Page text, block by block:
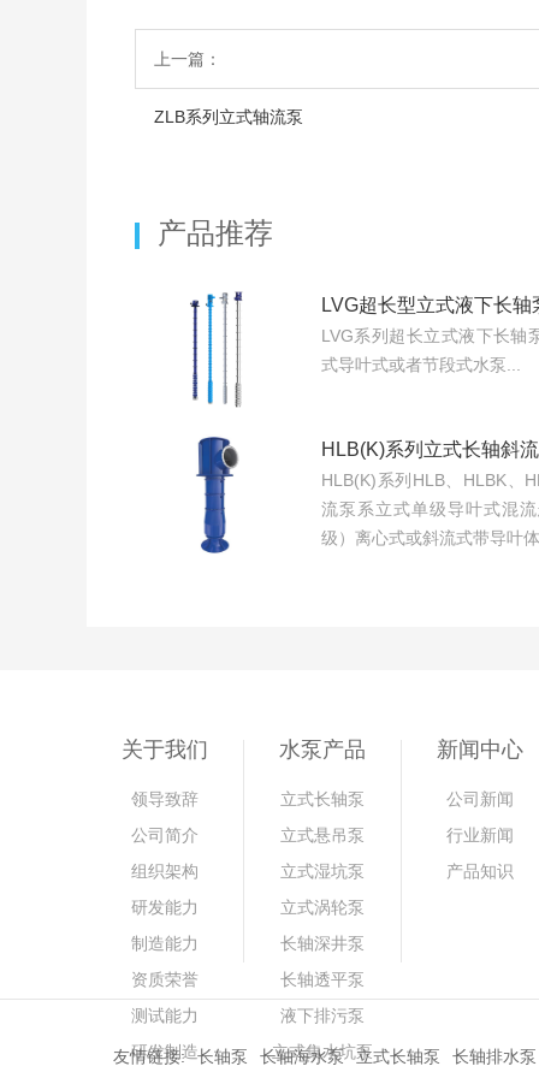
上一篇：
ZLB系列立式轴流泵
产品推荐
LVG超长型立式液下长轴
LVG系列超长立式液下长轴
式导叶式或者节段式水泵...
HLB(K)系列立式长轴斜
HLB(K)系列HLB、HLBK、
流泵系立式单级导叶式混
级）离心式或斜流式带导叶
关于我们
领导致辞
公司简介
组织架构
研发能力
制造能力
资质荣誉
测试能力
研发制造
水泵产品
立式长轴泵
立式悬吊泵
立式湿坑泵
立式涡轮泵
长轴深井泵
长轴透平泵
液下排污泵
立式集水坑泵
新闻中心
公司新闻
行业新闻
产品知识
友情链接: 长轴泵 长轴海水泵 立式长轴泵 长轴排水泵